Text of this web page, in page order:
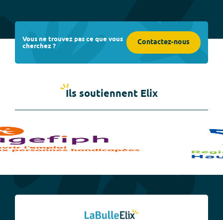
Vous ne trouvez pas ce que vous
cherchez ? Contactez-nous
Ils soutiennent Elix